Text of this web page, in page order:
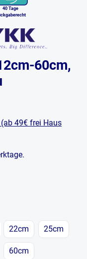
40 Tage
60cm,
49€ frei Haus
22cm 25cm
60cm